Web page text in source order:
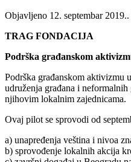
Objavljeno 12. septembar 2019.
TRAG FONDACIJA
Podrška građanskom
Podrška građanskom aktivizmu
udruženja građana i
njihovim lokalnim zajednicama.
Ovaj pilot se sprovodi od
a) unapređenja veština i nivoa
b) sprovođenje lokalnih akcija